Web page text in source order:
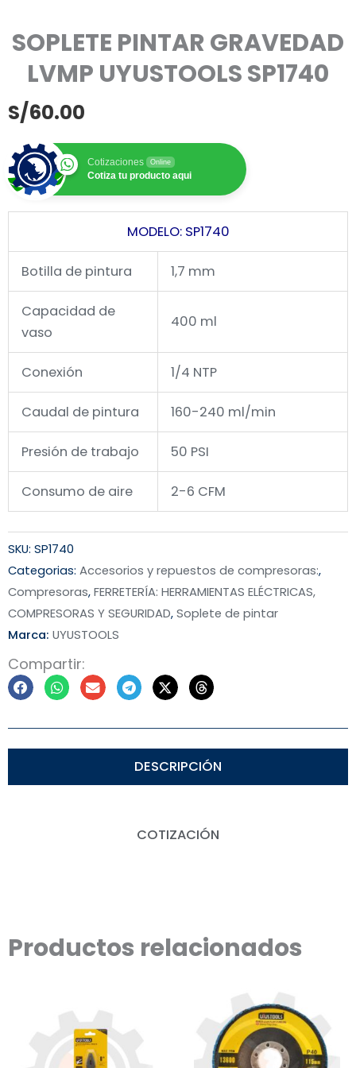
SOPLETE PINTAR GRAVEDAD
LVMP UYUSTOOLS SP1740
S/60.00
Cotizaciones Online
Cotiza tu producto aqui
MODELO: SP1740
Botilla de pintura 1,7 mm
Capacidad de
vaso
400 ml
Conexión 1/4 NTP
Caudal de pintura 160-240 ml/min
Presión de trabajo 50 PSI
Consumo de aire 2-6 CFM
SKU: SP1740
Categorias: Accesorios y repuestos de compresoras:,
Compresoras,FERRETERÍA: HERRAMIENTAS ELÉCTRICAS,
COMPRESORAS Y SEGURIDAD,Soplete de pintar
Marca: UYUSTOOLS
Compartir:
DESCRIPCIÓN
COTIZACIÓN
Productos relacionados